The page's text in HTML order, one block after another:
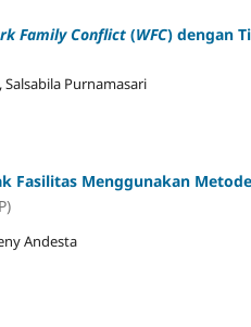
Family Conflict (WFC) dengan
Purnamasari
Fasilitas Menggunakan
Andesta